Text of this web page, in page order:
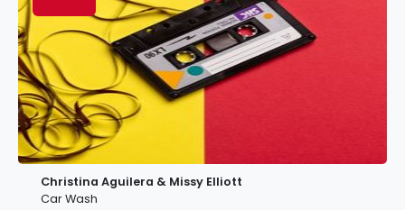
Christina Aguilera & Missy Elliott
Car Wash